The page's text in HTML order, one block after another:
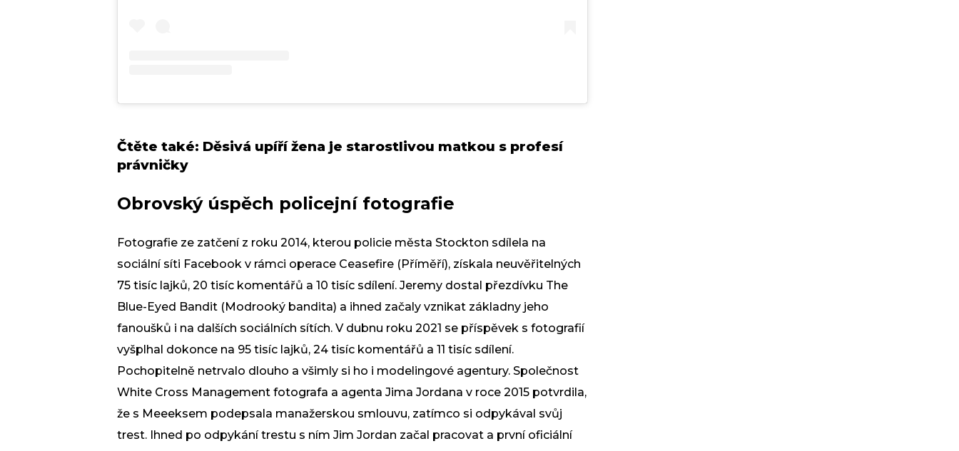
Čtěte také: Děsivá upíří žena je starostlivou matkou s profesí
právničky
Obrovský úspěch policejní fotografie
Fotografie ze zatčení z roku 2014, kterou policie města Stockton sdílela na
sociální síti Facebook v rámci operace Ceasefire (Příměří), získala neuvěřitelných
75 tisíc lajků, 20 tisíc komentářů a 10 tisíc sdílení. Jeremy dostal přezdívku The
Blue-Eyed Bandit (Modrooký bandita) a ihned začaly vznikat základny jeho
fanoušků i na dalších sociálních sítích. V dubnu roku 2021 se příspěvek s fotografií
vyšplhal dokonce na 95 tisíc lajků, 24 tisíc komentářů a 11 tisíc sdílení.
Pochopitelně netrvalo dlouho a všimly si ho i modelingové agentury. Společnost
White Cross Management fotografa a agenta Jima Jordana v roce 2015 potvrdila,
že s Meeeksem podepsala manažerskou smlouvu, zatímco si odpykával svůj
trest. Ihned po odpykání trestu s ním Jim Jordan začal pracovat a první oficiální